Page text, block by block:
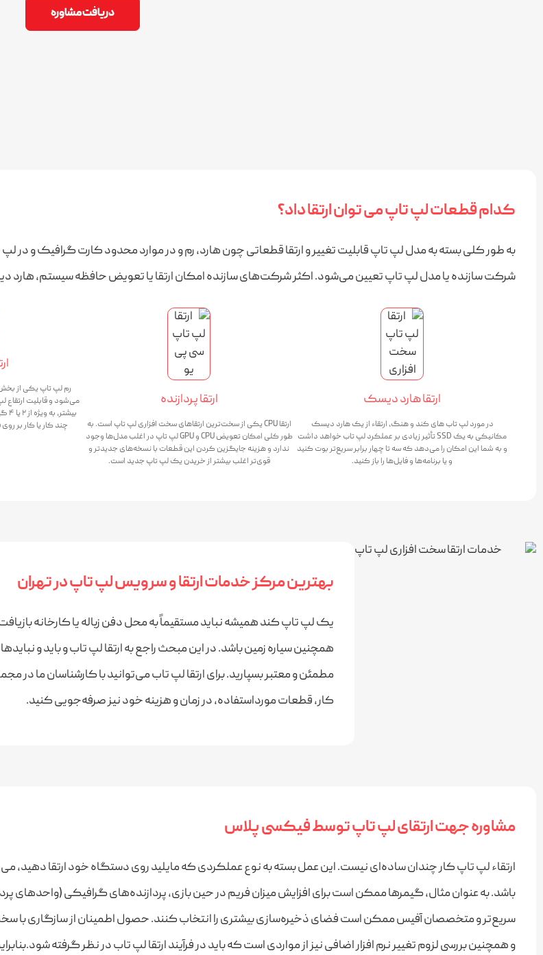
دریافت مشاوره
کدام قطعات لپ تاپ می توان ارتقا داد؟
به طور کلی بسته به مدل لپ تاپ قابلیت تغییر و ارتقا قطعاتی چون هارد، رم و در موارد محدود کارت گرافیک و
شرکت سازنده یا مدل لپ تاپ تعیین می‌شود. اکثر شرکت‌های سازنده امکان ارتقا یا تعویض حافظه سیستم، هارد
ارتقا هارد دیسک
در مورد لپ تاب های کند و هنگ، ارتقاء از یک هارد دیسک
مکانیکی به یک SSD تأثیر زیادی بر عملکرد لپ تاب خواهد داشت
و به شما این امکان را می‌دهد که سه تا چهار برابر سریع‌تر بوت کنید
و یا برنامه‌ها و فایل‌ها را باز کنید.
ارتقا پردازنده
ارتقا CPU یکی از سخت‌ترین ارتقاهای سخت افزاری لپ تاپ است. به
طور کلی امکان تعویض CPU و GPU لپ تاپ در اغلب مدل‌ها وجود
ندارد و هزینه جایگزین کردن این قطعات با نسخه‌های جدیدتر و
قوی‌تر اغلب بیشتر از خریدن یک لپ تاپ جدید است.
رم لپ تاپ یکی از
می‌شود و قابلیت ارتقاع
چند کار یا کار بر
بهترین مرکز خدمات ارتقا و سرویس لپ تاپ در تهران
یک لپ تاپ کند همیشه نباید مستقیماً به محل دفن زباله یا کارخانه
همچنین سیاره زمین باشد. در این مبحث راجع به ارتقا لپ تاب و باید و
مطمئن و معتبر بسپارید. برای ارتقا لپ تاب می‌توانید با کارشناسان ما
کار، قطعات مورداستفاده، در زمان و هزینه خود نیز صرفه‌جویی کنید.
مشاوره جهت ارتقای لپ تاپ توسط فیکسی پلاس
ارتقاء لپ تاپ کار چندان ساده‌ای نیست. این عمل بسته به نوع عملکردی که مایلید روی دستگاه خود ارتقا دهید،
باشد. به عنوان مثال، گیمرها ممکن است برای افزایش میزان فریم در حین بازی، پردازنده‌های گرافیکی (واحدهای
سریع‌تر و متخصصان آفیس ممکن است فضای ذخیره‌سازی بیشتری را انتخاب کنند. حصول اطمینان از سازگاری با
و همچنین بررسی لزوم تغییر نرم افزار اضافی نیز از مواردی است که باید در فرآیند ارتقا لپ تاب در نظر گرفته